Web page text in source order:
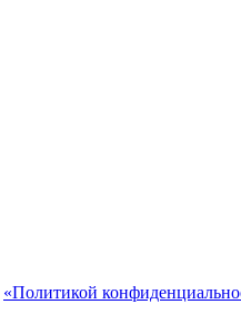
«Политикой